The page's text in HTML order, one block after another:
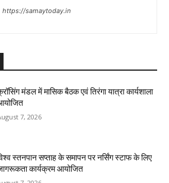
https://samaytoday.in
मंडल में मासिक बैठक एवं तिरंगा यात्रा कार्यशाला
7, 2026
स्तनपान सप्ताह के समापन पर नर्सिंग स्टाफ के लिए
कार्यक्रम आयोजित